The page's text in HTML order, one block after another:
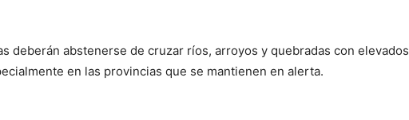
deberán abstenerse de cruzar ríos, arroyos y quebradas con elevados
en las provincias que se mantienen en alerta.